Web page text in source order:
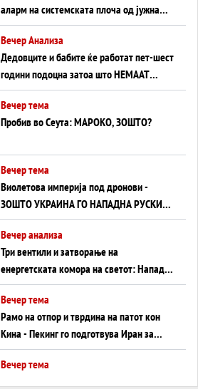
аларм на системската плоча од јужна
Германија до Црното Море...
Вечер Анализа
Дедовците и бабите ќе работат пет-шест
години подоцна затоа што НЕМААТ
ВНУЦИ ДА ГИ ЗАМЕНАТ
Вечер тема
Пробив во Сеута: МАРОКО, ЗОШТО?
Вечер тема
Виолетова империја под дронови -
ЗОШТО УКРАИНА ГО НАПАДНА РУСКИОТ
WILDBERRIES
Вечер анализа
Три вентили и затворање на
енергетската комора на светот: Нападот
во Суец најавува глобален енергетски
инфаркт?
Вечер тема
Рамо на отпор и тврдина на патот кон
Кина - Пекинг го подготвува Иран за
американска копнена инвазија
Вечер тема